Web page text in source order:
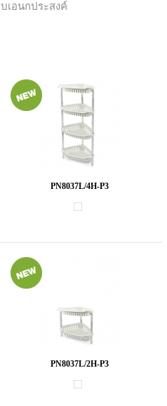
บเอนกประสงค์
PN8037L/4H-P3
PN8037L/2H-P3